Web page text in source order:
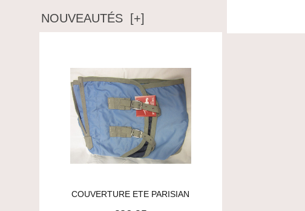
NOUVEAUTÉS [+]
COUVERTURE ETE PARISIAN